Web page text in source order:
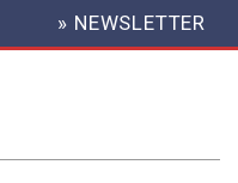
HEADER
MENU
» NEWSLETTER